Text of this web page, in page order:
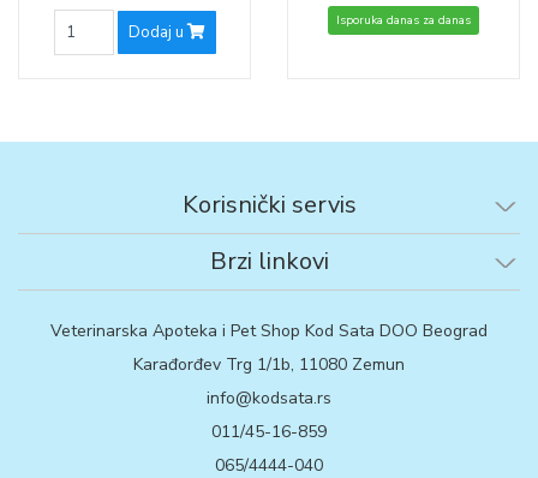
Dodaj u
Isporuka danas za danas
Korisnički servis
Brzi linkovi
Veterinarska Apoteka i Pet Shop Kod Sata DOO Beograd
Karađorđev Trg 1/1b, 11080 Zemun
info@kodsata.rs
011/45-16-859
065/4444-040